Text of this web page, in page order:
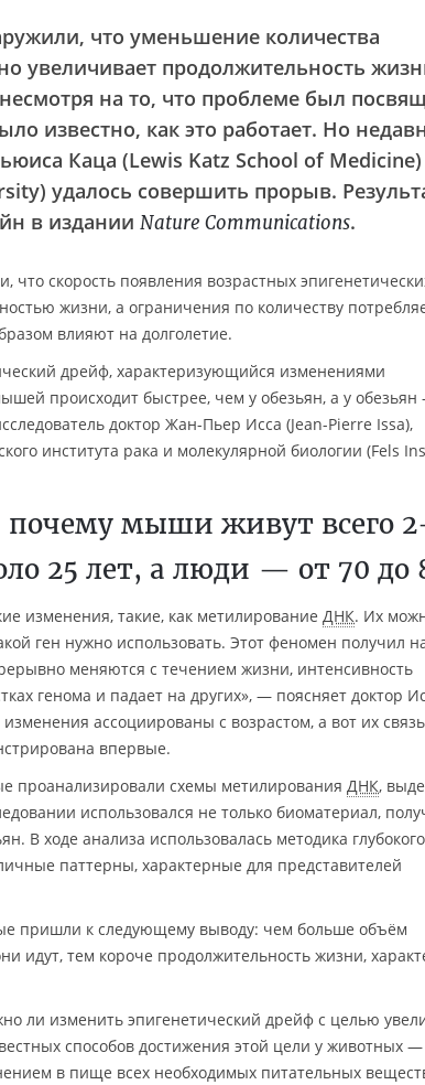
что уменьшение количества
увеличивает продолжительность
на то, что проблеме был
известно, как это работает. Но
Каца (Lewis Katz School of
удалось совершить прорыв.
в издании Nature Communications.
скорость появления возрастных
жизни, а ограничения по количеству
влияют на долголетие.
дрейф, характеризующийся изменениями
происходит быстрее, чем у обезьян, а у
доктор Жан-Пьер Исса (Jean-Pierre Issa),
института рака и молекулярной биологии (Fels
почему мыши живут всего
25 лет, а люди — от 70 до
изменения, такие, как метилирование ДНК. Их
ген нужно использовать. Этот феномен получил
меняются с течением жизни, интенсивность
генома и падает на других», — поясняет доктор
ассоциированы с возрастом, а вот их связь
впервые.
проанализировали схемы метилирования ДНК,
использовался не только биоматериал,
В ходе анализа использовалась методика глубокого
паттерны, характерные для представителей
пришли к следующему выводу: чем больше объём
идут, тем короче продолжительность жизни,
ли изменить эпигенетический дрейф с целью
способов достижения этой цели у животных —
в пище всех необходимых питательных